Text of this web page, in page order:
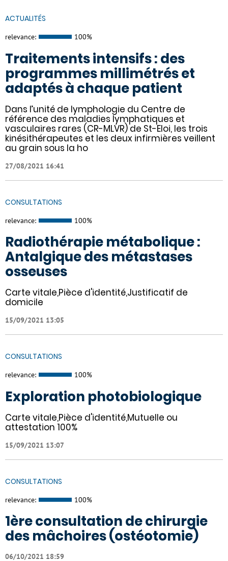
ACTUALITÉS
relevance: 100%
Traitements intensifs : des
programmes millimétrés et
adaptés à chaque patient
Dans l’unité de lymphologie du Centre de
référence des maladies lymphatiques et
vasculaires rares (CR-MLVR) de St-Eloi, les trois
kinésithérapeutes et les deux infirmières veillent
au grain sous la ho
27/08/2021 16:41
CONSULTATIONS
relevance: 100%
Radiothérapie métabolique :
Antalgique des métastases
osseuses
Carte vitale,Pièce d'identité,Justificatif de
domicile
15/09/2021 13:05
CONSULTATIONS
relevance: 100%
Exploration photobiologique
Carte vitale,Pièce d'identité,Mutuelle ou
attestation 100%
15/09/2021 13:07
CONSULTATIONS
relevance: 100%
1ère consultation de chirurgie
des mâchoires (ostéotomie)
06/10/2021 18:59